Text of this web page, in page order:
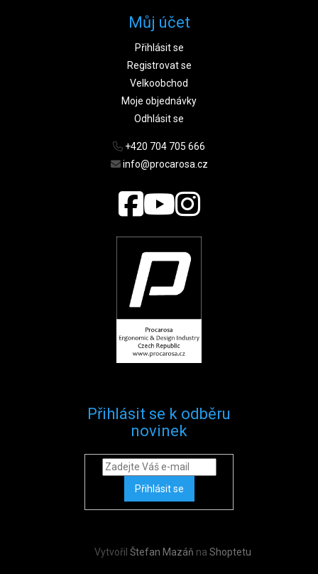
Můj účet
Přihlásit se
Registrovat se
Velkoobchod
Moje objednávky
Odhlásit se
+420 704 705 666
info@procarosa.cz
Přihlásit se k odběru
novinek
Přihlásit se
Vytvořil Štefan Mazáň na Shoptetu